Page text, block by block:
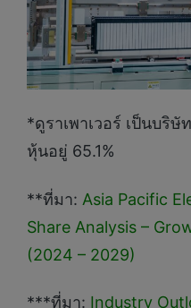
*ดูราเพาเวอร์ เป็นบริ
หุ้นอยู่ 65.1%
**ที่มา: Asia Pacific
Share Analysis –
(2024 – 2029)
***ที่มา: Industry